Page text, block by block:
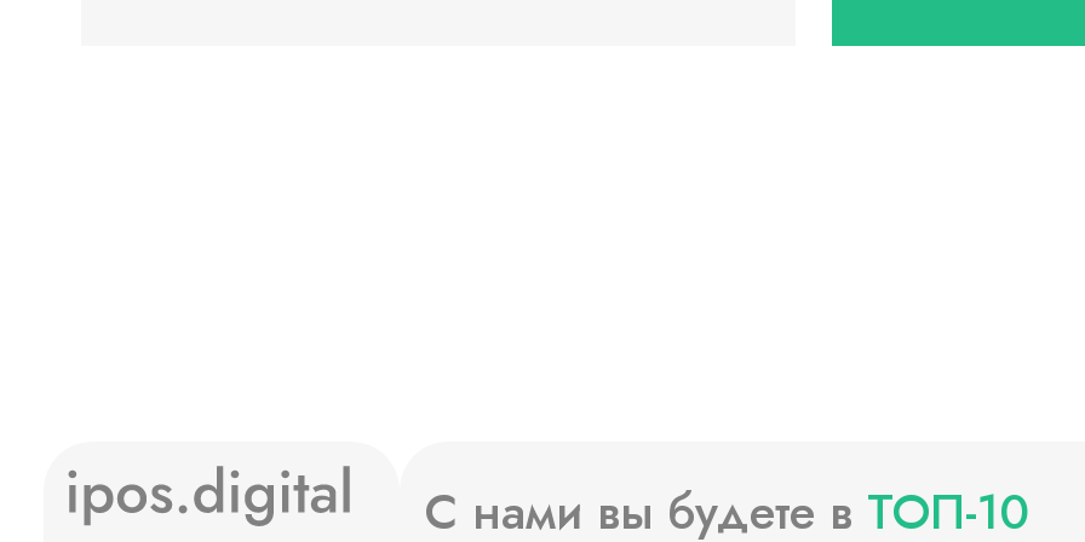
С нами вы будете в ТОП-10